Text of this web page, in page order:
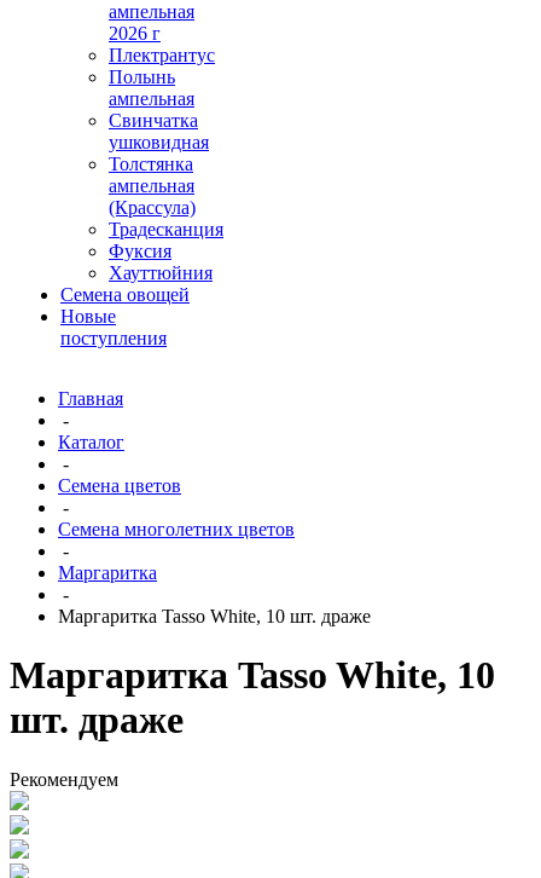
ампельная
2026 г
Плектрантус
Полынь
ампельная
Свинчатка
ушковидная
Толстянка
ампельная
(Крассула)
Традесканция
Фуксия
Хауттюйния
Семена овощей
Новые
поступления
Главная
-
Каталог
-
Семена цветов
-
Семена многолетних цветов
-
Маргаритка
-
Маргаритка Tasso White, 10 шт. драже
Маргаритка Tasso White, 10
шт. драже
Рекомендуем